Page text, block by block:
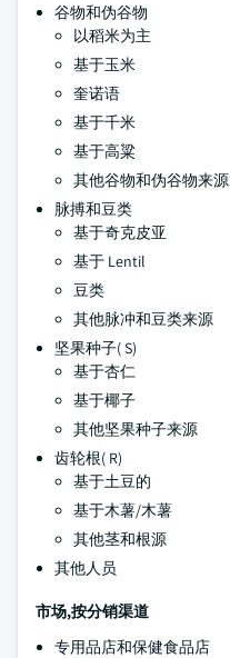
谷物和伪谷物
以稻米为主
基于玉米
奎诺语
基于千米
基于高粱
其他谷物和伪谷物来源
脉搏和豆类
基于奇克皮亚
基于 Lentil
豆类
其他脉冲和豆类来源
坚果种子( S)
基于杏仁
基于椰子
其他坚果种子来源
齿轮根( R)
基于土豆的
基于木薯/木薯
其他茎和根源
其他人员
市场,按分销渠道
专用品店和保健食品店